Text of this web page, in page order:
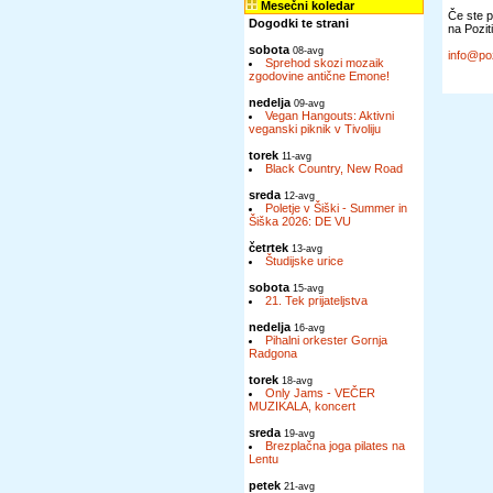
Mesečni koledar
Dogodki te strani
sobota 08-avg
Sprehod skozi mozaik
zgodovine antične Emone!
nedelja 09-avg
Vegan Hangouts: Aktivni
veganski piknik v Tivoliju
torek 11-avg
Black Country, New Road
sreda 12-avg
Poletje v Šiški - Summer in
Šiška 2026: DE VU
četrtek 13-avg
Študijske urice
sobota 15-avg
21. Tek prijateljstva
nedelja 16-avg
Pihalni orkester Gornja
Radgona
torek 18-avg
Only Jams - VEČER
MUZIKALA, koncert
sreda 19-avg
Brezplačna joga pilates na
Lentu
petek 21-avg
Če ste
na